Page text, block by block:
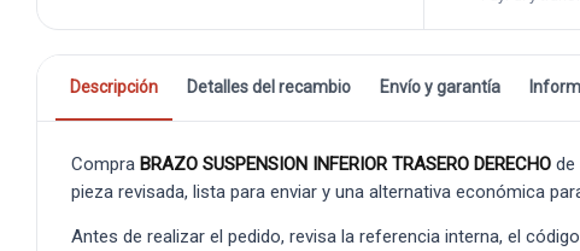
Descripción Detalles del recambio Envío y garantía
Compra BRAZO SUSPENSION INFERIOR TRASERO DERECHO de
pieza revisada, lista para enviar y una alternativa económica
Antes de realizar el pedido, revisa la referencia interna, el